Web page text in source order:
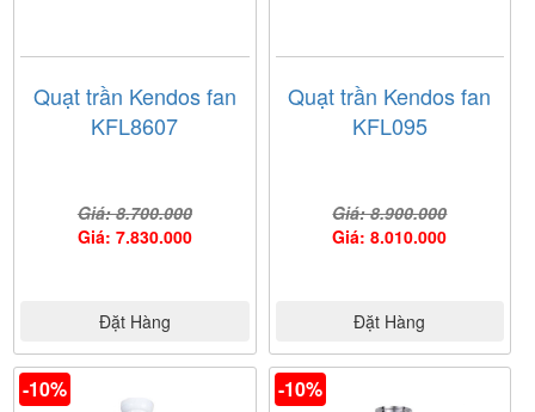
Quạt trần Kendos fan
KFL8607
Giá: 8.700.000
Giá: 7.830.000
Đặt Hàng
Quạt trần Kendos fan
KFL095
Giá: 8.900.000
Giá: 8.010.000
Đặt Hàng
-10% -10%